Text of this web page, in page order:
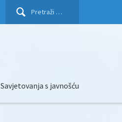
Pretraži:
Savjetovanja s javnošću